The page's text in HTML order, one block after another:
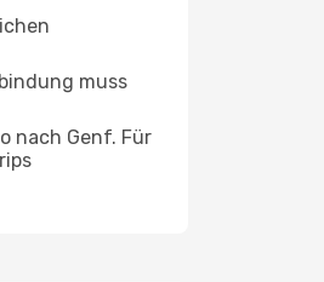
muss
nach Genf. Für